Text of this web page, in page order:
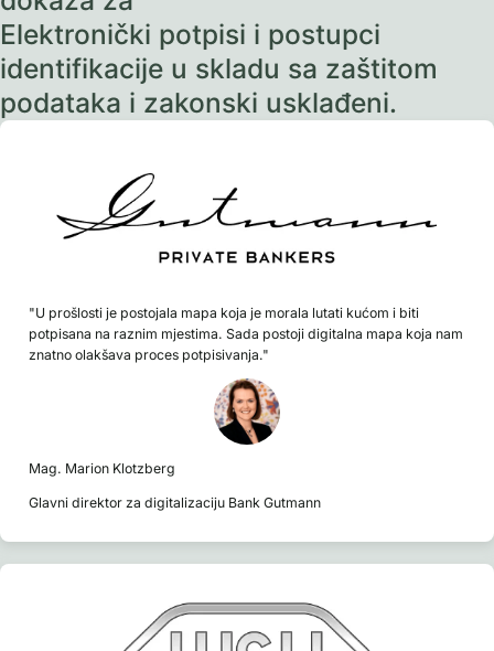
Elektronički potpisi i postupci
identifikacije u skladu sa zaštitom
podataka i zakonski usklađeni.
"U prošlosti je postojala mapa koja je morala lutati kućom i biti
potpisana na raznim mjestima. Sada postoji digitalna mapa koja nam
znatno olakšava proces potpisivanja."
Mag. Marion Klotzberg
Glavni direktor za digitalizaciju Bank Gutmann